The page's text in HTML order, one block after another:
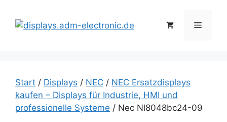
Inhalt
springen
Menü
Start / Displays / NEC / NEC Ersatzdisplays
kaufen – Displays für Industrie, HMI und
professionelle Systeme / Nec Nl8048bc24-09